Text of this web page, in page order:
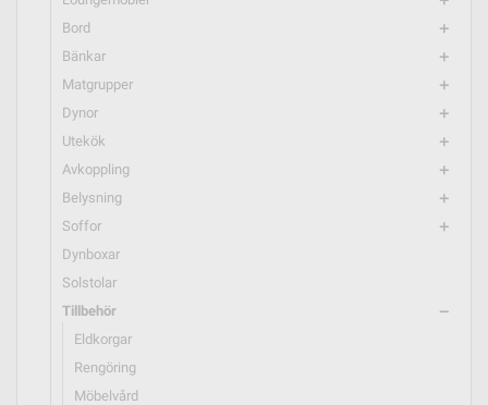
Bord add
Bänkar add
Matgrupper add
Dynor add
Utekök add
Avkoppling add
Belysning add
Soffor add
Dynboxar
Solstolar
Tillbehör
remove
Eldkorgar
Rengöring
Möbelvård